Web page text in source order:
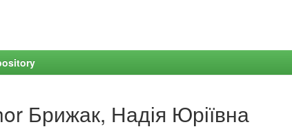
Брижак, Надія Юріївна